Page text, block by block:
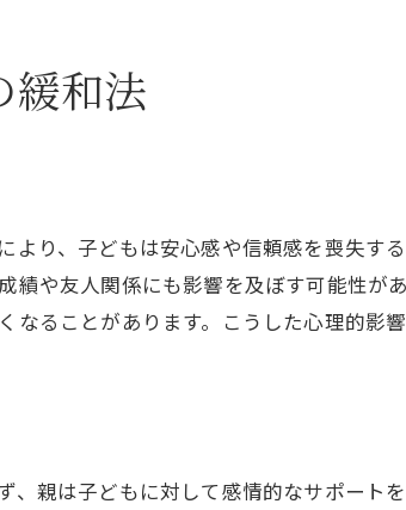
構築
ためにできること
体制
用法
環境の整備
る理由
緩和法
り、子どもは安心感や信頼感を喪失す
や友人関係にも影響を及ぼす可能性が
ることがあります。こうした心理的影響
親は子どもに対して感情的なサポート